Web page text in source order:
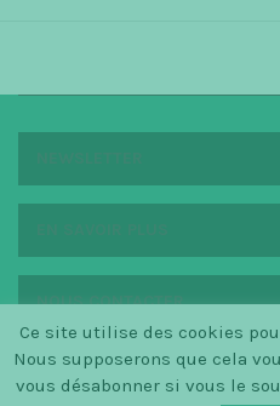
NOUS CONTACTER
Ce site utilise des cookies
Nous supposerons que cela
vous désabonner si vous le